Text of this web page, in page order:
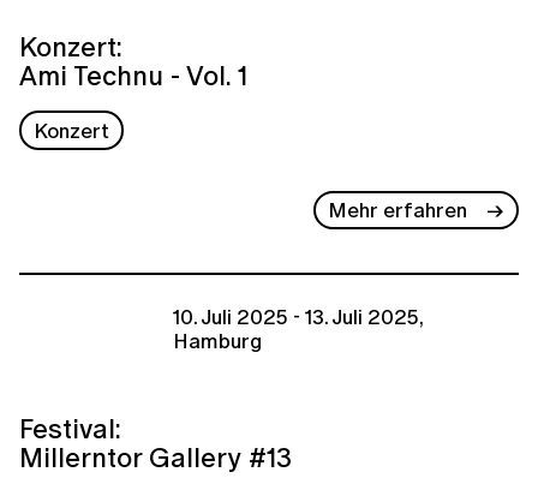
Konzert:
Ami Technu - Vol. 1
Konzert
Mehr erfahren
10. Juli 2025 - 13. Juli 2025,
Hamburg
Festival:
Millerntor Gallery #13